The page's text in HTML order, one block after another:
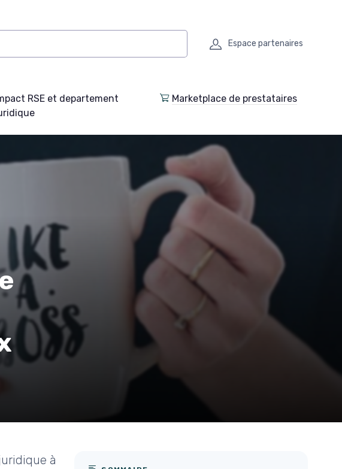
Espace partenaires
RSE et departement
Marketplace de prestataires
à